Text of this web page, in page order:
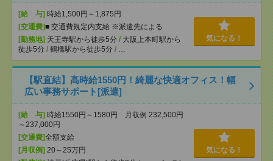
[給 与] 時給1,500円～1,875円
[交通費]■ 交通費規定内支給 ※派遣先による
[勤務地] 天王寺駅から徒歩5分 / 大阪上本町駅から
徒歩5分 / 鶴橋駅から徒歩5分 / …
気になる！
【駅直結】高時給1550円！綺麗な快適オフィス！幅
広い事務サポート[派遣]
[給 与] 時給1550円～1580円 月収例 232,500円
～237,000円
[交通費]全額支給
[月収例] 20～25万円
気になる！